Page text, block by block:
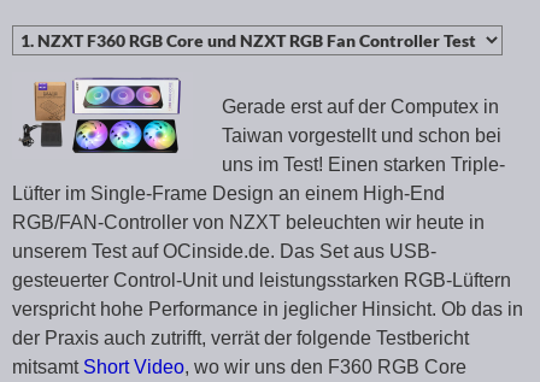
Gerade erst auf der Computex in
Taiwan vorgestellt und schon bei
uns im Test! Einen starken Triple-
Lüfter im Single-Frame Design an einem High-End
RGB/FAN-Controller von NZXT beleuchten wir heute in
unserem Test auf OCinside.de. Das Set aus USB-
gesteuerter Control-Unit und leistungsstarken RGB-Lüftern
verspricht hohe Performance in jeglicher Hinsicht. Ob das in
der Praxis auch zutrifft, verrät der folgende Testbericht
mitsamt Short Video, wo wir uns den F360 RGB Core